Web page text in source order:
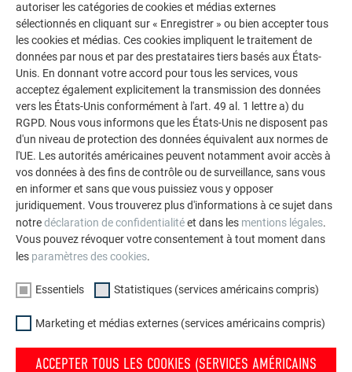
Forets (Ø 13
mm)
•
Clé à cliquet •
Clé à douille
(SW 9)
•
Clé à douille
(SW 17)
•
Clé à fourche
(SW 18)
Clé à fourche
•
Clé
dynamométrique
• • •
autoriser les catégories de cookies et médias externes
sélectionnés en cliquant sur « Enregistrer » ou bien accepter tous
les cookies et médias. Ces cookies impliquent le traitement de
données par nous et par des prestataires tiers basés aux États-
Unis. En donnant votre accord pour tous les services, vous
acceptez également explicitement la transmission des données
vers les États-Unis conformément à l'art. 49 al. 1 lettre a) du
RGPD. Nous vous informons que les États-Unis ne disposent pas
d'un niveau de protection des données équivalent aux normes de
l'UE. Les autorités américaines peuvent notamment avoir accès à
vos données à des fins de contrôle ou de surveillance, sans vous
en informer et sans que vous puissiez vous y opposer
juridiquement. Vous trouverez plus d'informations à ce sujet dans
notredéclaration de confidentialitéet dans les mentions légales.
Vous pouvez révoquer votre consentement à tout moment dans
les paramètres des cookies.
Essentiels Statistiques (services américains compris)
Marketing et médias externes (services américains compris)
ACCEPTER TOUS LES COOKIES (SERVICES AMÉRICAINS